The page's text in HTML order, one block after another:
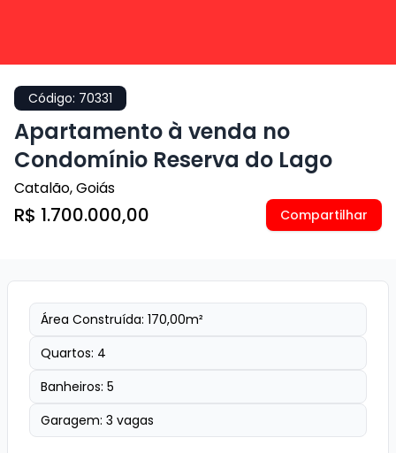
Código: 70331
Apartamento à venda no
Condomínio Reserva do Lago
Catalão,Goiás
R$ 1.700.000,00 Compartilhar
Área Construída: 170,00m²
Quartos: 4
Banheiros: 5
Garagem: 3 vagas